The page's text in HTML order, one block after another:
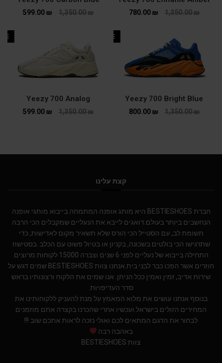
1,350.00₪
780.00 ₪
1,350.00₪
599.00 ₪
SALE
Yeezy 700 Bright Blue
1,350.00₪
800.00 ₪
Yeezy 700 Analog
1,350.00₪
599.00 ₪
קצת עלינו
חברת BESTIESHOES היא מותג אופנה המתמחה בייבוא מותגי אופנה
הנחשבים ביותר בעולם.דואגים לייבא את הנעליים שמקבלים הכי הרבה
תשומת לב, עם הסטייל הכי הורס שלא תשאיר מקום לאדישות, כדי
שתרגישו הכי בולטים בשכונה, בקניון או בטיול פשוט עם הכלב. בסטישוז
התחילה בייבוא של נעליים לפני 6 שנים וצברה 15000 לקוחות מרוצים
חוזרים אשר הפכו כבר לבני בית.אנחנו צוות BESTIESHOES שמים דגש על
שירות אדיב, זמין ואמין ככל הניתן. אנו שמים את הלקוח ורצונותיו בראש
סדר העדיפויות.
בנוסף אנחנו עושים את מלוא המאמץ על מנת להעניק ללקוחותינו את
המחירים הזולים בישראל.ועכשיו אחרי שהכרנו בקצרה אתם מוזמנים
לבחור את הדגם המתאים לכם ואולי נזכה לראות אתכם שוב !!!
באהבה רבה
צוות BESTIESHOES